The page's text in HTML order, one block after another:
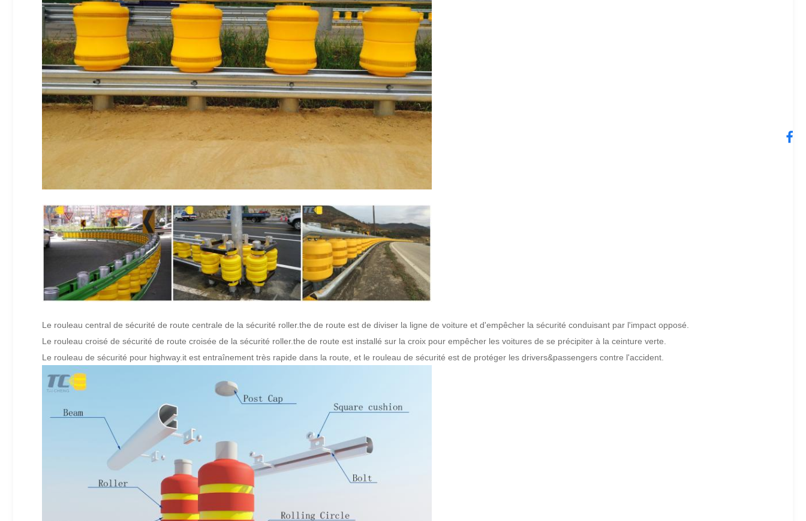
Le rouleau central de sécurité de route centrale de la sécurité roller.the de route est de diviser la ligne de voiture et d'empêcher la sécurité conduisant par l'impact opposé.
Le rouleau croisé de sécurité de route croisée de la sécurité roller.the de route est installé sur la croix pour empêcher les voitures de se précipiter à la ceinture verte.
Le rouleau de sécurité pour highway.it est entraînement très rapide dans la route, et le rouleau de sécurité est de protéger les drivers&passengers contre l'accident.